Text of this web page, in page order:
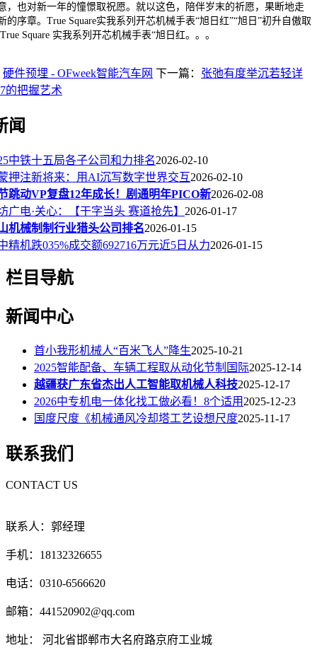
，也对新一年的憧憬取祝愿。就以这色，陪伴岁末的祈愿，果断地走
的序章。True Square实我系列开芯机械手表“旭日红”“旭日”初升自傲取
Square 实我系列开芯机械手表“旭日红。。。
硬件预埋 - OFweek智能汽车网 下一篇： 张弛有度举沉若轻详
的把握艺术
闻
中铁十五局各子公司和力排名2026-02-10
押注新将来：用AI沉写数字世界交互2026-02-10
跳动VP复盘12年成长！剧通明年PICO新2026-02-08
广电·关心：【干字当头 赛道抢先】 2026-01-17
机械制制行业猎头公司排名2026-01-15
精机跌035%成交额692716万元近5日从力2026-01-15
栏目导航
新闻中心
首小我形机械人“百米飞人”降生2025-10-21
2025智能配备、车辆工程取从动化节制国际2025-12-14
越疆获广东省杰出人工智能取机械人科技2025-12-17
2026中专机电一体化找工做必看！8个适用2025-12-23
国度尺度《机械通风冷却塔工艺设想尺度2025-11-17
联系我们
CONTACT US
联系人：郭经理
手机：18132326655
电话：0310-6566620
邮箱：441520902@qq.com
地址： 河北省邯郸市大名府路京府工业城